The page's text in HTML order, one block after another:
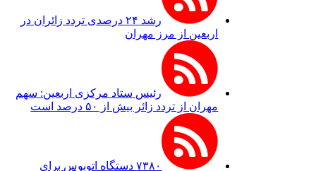
رشد ۲۴ درصدی تردد زائران در
اربعین از مرز مهران
رئیس ستاد مرکزی اربعین: سهم
مهران از تردد زائر بیش از ۵۰ درصد است
۷۳۸۰ دستگاه اتوبوس برای